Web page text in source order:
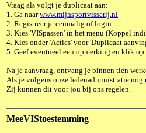
Vraag als volgt je duplicaat aan:
1. Ga naarwww.mijnsportvisserij.nl
2. Registreer je eenmalig of login.
3. Kies 'VISpassen' in het menu (Koppel
4. Kies onder 'Acties' voor 'Duplicaat
5. Geef eventueel een opmerking en klik op
Na je aanvraag, ontvang je binnen tien
Als je volgens onze ledenadministratie
Zij kunnen dit voor jou bij ons regelen.
MeeVIStoestemming